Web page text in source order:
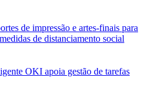
de impressão e artes-finais para
de distanciamento social
OKI apoia gestão de tarefas